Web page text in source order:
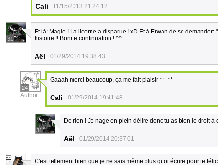
Cali 11/15/2013 21:24:12
31
Et là: Magie ! La licorne a disparue ! xD Et à Erwan de se demander:
histoire !! Bonne continuation ! ^^
Aël 01/29/2014 19:38:43
24
Author
Gaaah merci beaucoup, ça me fait plaisir **_**
Cali 01/29/2014 19:41:48
31
De rien ! Je nage en plein délire donc tu as bien le droit à
Aël 01/29/2014 20:37:01
C'est tellement bien que je ne sais même plus quoi écrire pour te